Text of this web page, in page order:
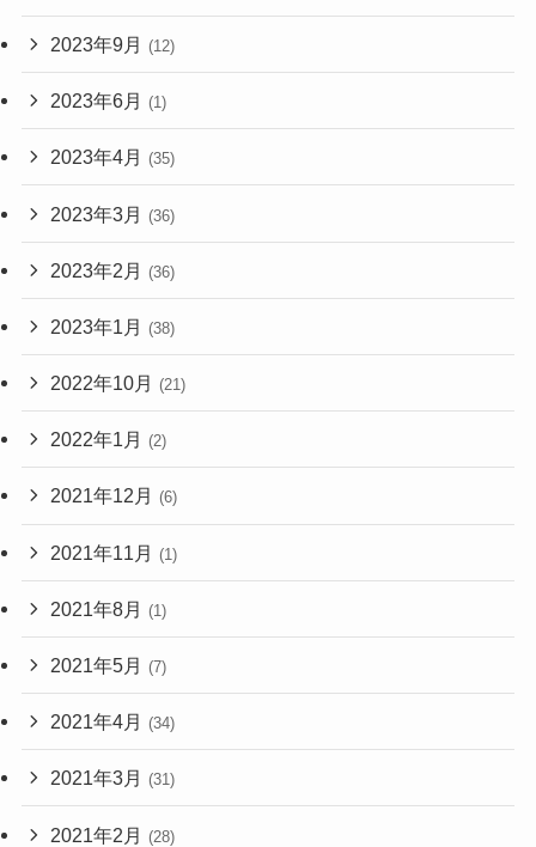
2023年9月 (12)
2023年6月 (1)
2023年4月 (35)
2023年3月 (36)
2023年2月 (36)
2023年1月 (38)
2022年10月 (21)
2022年1月 (2)
2021年12月 (6)
2021年11月 (1)
2021年8月 (1)
2021年5月 (7)
2021年4月 (34)
2021年3月 (31)
2021年2月 (28)